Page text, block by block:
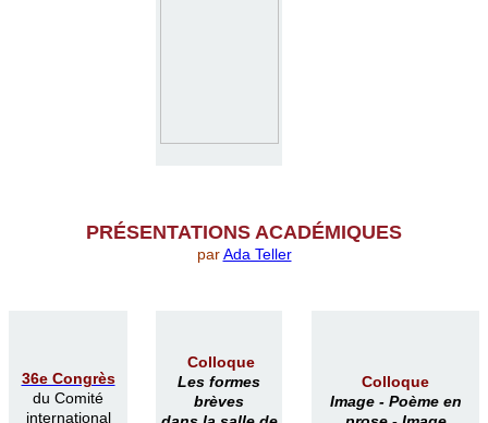
PRÉSENTATIONS ACADÉMIQUES
parAda Teller
36e Congrès
du Comité
international
Colloque
Les formes
brèves
Colloque
Image - Poème en